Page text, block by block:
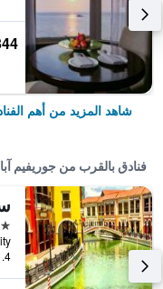
شاهد المزيد من أهم
فنادق بالقرب من جوريفيم
4 نجوم
1.4 كيلومتر عن